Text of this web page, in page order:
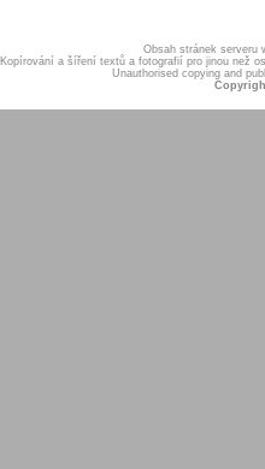
Obsah stránek serveru
Kopírování a šíření textů a fotografií pro jinou než
Unauthorised copying and